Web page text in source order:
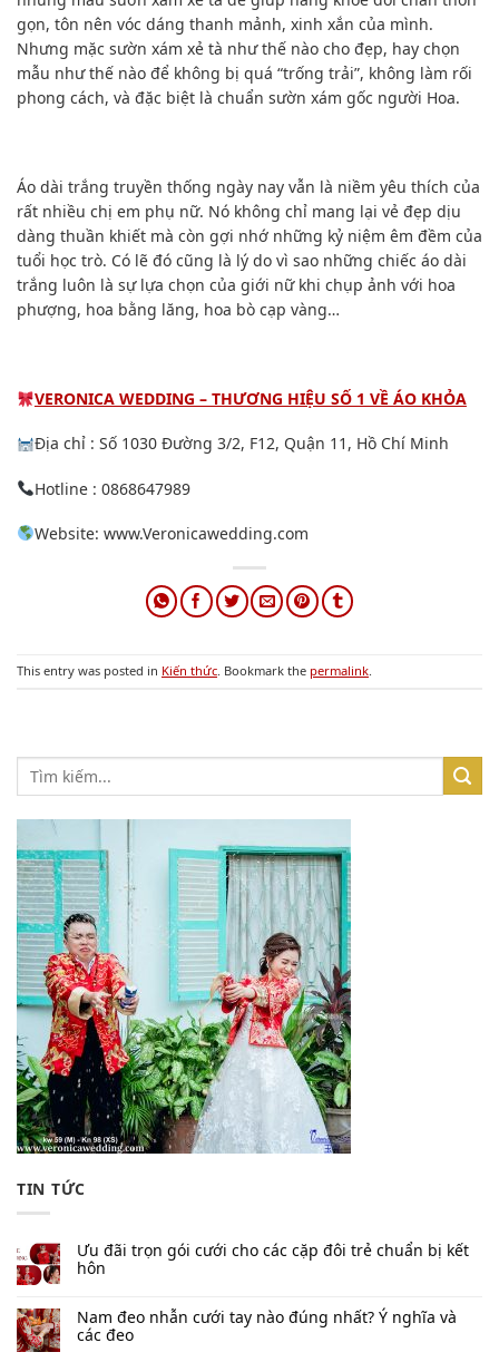
gọn, tôn nên vóc dáng thanh mảnh, xinh xắn của mình.
Nhưng mặc sườn xám xẻ tà như thế nào cho đẹp, hay chọn
mẫu như thế nào để không bị quá “trống trải”, không làm rối
phong cách, và đặc biệt là chuẩn sườn xám gốc người Hoa.
Áo dài trắng truyền thống ngày nay vẫn là niềm yêu thích của
rất nhiều chị em phụ nữ. Nó không chỉ mang lại vẻ đẹp dịu
dàng thuần khiết mà còn gợi nhớ những kỷ niệm êm đềm của
tuổi học trò. Có lẽ đó cũng là lý do vì sao những chiếc áo dài
trắng luôn là sự lựa chọn của giới nữ khi chụp ảnh với hoa
phượng, hoa bằng lăng, hoa bò cạp vàng…
VERONICA WEDDING – THƯƠNG HIỆU SỐ 1 VỀ ÁO KHỎA
Địa chỉ : Số 1030 Đường 3/2, F12, Quận 11, Hồ Chí Minh
Hotline : 0868647989
Website: www.Veronicawedding.com
This entry was posted in Kiến thức. Bookmark the permalink.
TIN TỨC
Ưu đãi trọn gói cưới cho các cặp đôi trẻ chuẩn bị kết
hôn
Nam đeo nhẫn cưới tay nào đúng nhất​? Ý nghĩa và
các đeo